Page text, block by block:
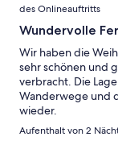
des Onlineauftritts
Wundervolle
Wir haben die
sehr schönen und
verbracht. Die
Wanderwege und
wieder.
Aufenthalt von 2